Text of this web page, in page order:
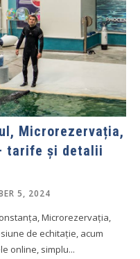
Microrezervația,
tarife și detalii
5, 2024
Microrezervația,
de echitație, acum
online, simplu...